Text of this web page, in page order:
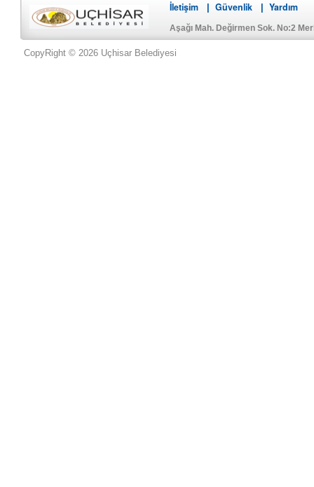
İletişim Güvenlik Yardım
Aşağı Mah. Değirmen Sok. No:2
CopyRight © 2026 Uçhisar Belediyesi